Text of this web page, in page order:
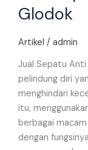
Glodok
Artikel / admin
Jual Sepatu
pelindung diri
menghindari
itu,
berbagai
dengan
Listrik
Glodok